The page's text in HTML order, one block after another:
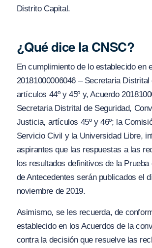
Distrito Capital.
¿Qué dice la CNSC?
En cumplimiento de lo establecido en
20181000006046 – Secretaria Distrital
artículos 44º y 45º y, Acuerdo
Secretaria Distrital de Seguridad,
Justicia, artículos 45º y 46º; la
Servicio Civil y la Universidad Libre,
aspirantes que las respuestas a las
los resultados definitivos de la Prueba
de Antecedentes serán publicados el
noviembre de 2019.
Asimismo, se les recuerda, de
establecido en los Acuerdos de la
contra la decisión que resuelve las